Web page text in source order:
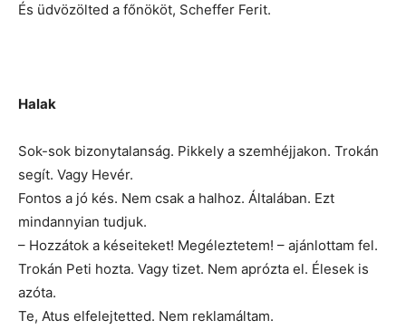
És üdvözölted a főnököt, Scheffer Ferit.
Halak
Sok-sok bizonytalanság. Pikkely a szemhéjjakon. Trokán
segít. Vagy Hevér.
Fontos a jó kés. Nem csak a halhoz. Általában. Ezt
mindannyian tudjuk.
– Hozzátok a késeiteket! Megéleztetem! – ajánlottam fel.
Trokán Peti hozta. Vagy tizet. Nem aprózta el. Élesek is
azóta.
Te, Atus elfelejtetted. Nem reklamáltam.